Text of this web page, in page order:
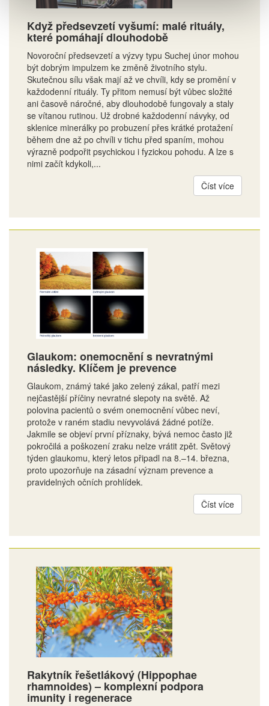
Když předsevzetí vyšumí: malé rituály,
které pomáhají dlouhodobě
Novoroční předsevzetí a výzvy typu Suchej únor mohou
být dobrým impulzem ke změně životního stylu.
Skutečnou sílu však mají až ve chvíli, kdy se promění v
každodenní rituály. Ty přitom nemusí být vůbec složité
ani časově náročné, aby dlouhodobě fungovaly a staly
se vítanou rutinou. Už drobné každodenní návyky, od
sklenice minerálky po probuzení přes krátké protažení
během dne až po chvíli v tichu před spaním, mohou
výrazně podpořit psychickou i fyzickou pohodu. A lze s
nimi začít kdykoli,...
Číst více
Glaukom: onemocnění s nevratnými
následky. Klíčem je prevence
Glaukom, známý také jako zelený zákal, patří mezi
nejčastější příčiny nevratné slepoty na světě. Až
polovina pacientů o svém onemocnění vůbec neví,
protože v raném stadiu nevyvolává žádné potíže.
Jakmile se objeví první příznaky, bývá nemoc často již
pokročilá a poškození zraku nelze vrátit zpět. Světový
týden glaukomu, který letos připadl na 8.–14. března,
proto upozorňuje na zásadní význam prevence a
pravidelných očních prohlídek.
Číst více
Rakytník řešetlákový (Hippophae
rhamnoides) – komplexní podpora
imunity i regenerace